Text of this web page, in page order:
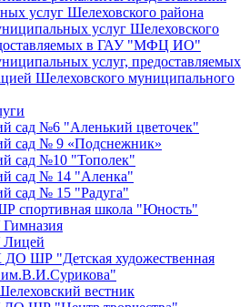
услуг Шелеховского района
услуг Шелеховского
в ГАУ "МФЦ ИО"
услуг, предоставляемых
Шелеховского муниципального
сад №6 "Аленький цветочек"
сад № 9 «Подснежник»
сад №10 "Тополек"
сад № 14 "Аленка"
сад № 15 "Радуга"
спортивная школа "Юность"
ШР "Детская художественная
вестник